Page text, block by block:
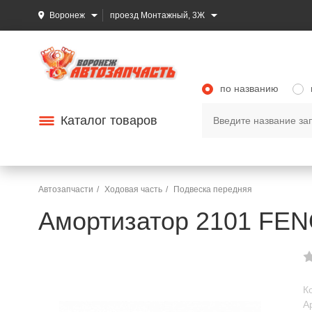
Воронеж проезд Монтажный, 3Ж
Каталог товаров
по названию
Автозапчасти Ходовая часть Подвеска передняя
Амортизатор 2101